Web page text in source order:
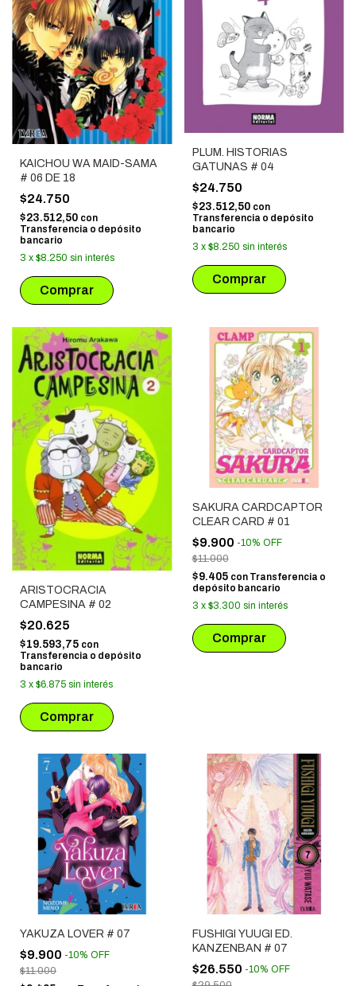
KAICHOU WA MAID-SAMA
# 06 DE 18
$24.750
$23.512,50 con
Transferencia o depósito
bancario
3 x $8.250 sin interés
PLUM. HISTORIAS
GATUNAS # 04
$24.750
$23.512,50 con
Transferencia o depósito
bancario
3 x $8.250 sin interés
ARISTOCRACIA
CAMPESINA # 02
$20.625
$19.593,75 con
Transferencia o depósito
bancario
3 x $6.875 sin interés
SAKURA CARDCAPTOR
CLEAR CARD # 01
$9.900 -10% OFF
$11.000
$9.405 con Transferencia o
depósito bancario
3 x $3.300 sin interés
YAKUZA LOVER # 07
$9.900 -10% OFF
$11.000
FUSHIGI YUUGI ED.
KANZENBAN # 07
$26.550 -10% OFF